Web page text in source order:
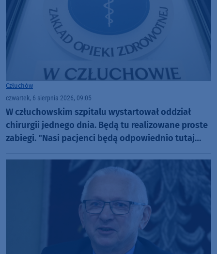
Człuchów
czwartek, 6 sierpnia 2026, 09:05
W człuchowskim szpitalu wystartował oddział
chirurgii jednego dnia. Będą tu realizowane proste
zabiegi. "Nasi pacjenci będą odpowiednio tutaj